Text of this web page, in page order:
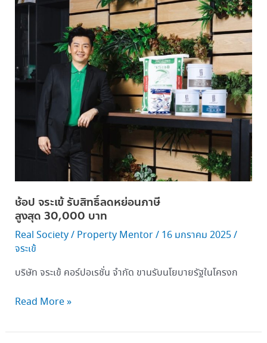
ช้อป จระเข้ รับสิทธิ์ลดหย่อนภาษี
สูงสุด 30,000 บาท
Real Society/ Property Mentor/ 16 มกราคม 2025/
จระเข้
บริษัท จระเข้ คอร์ปอเรชั่น จำกัด ขานรับนโยบายรัฐในโครงก
จระเข้
รับ
หย่อน
สูงสุด 30,000 บาท
Read More »